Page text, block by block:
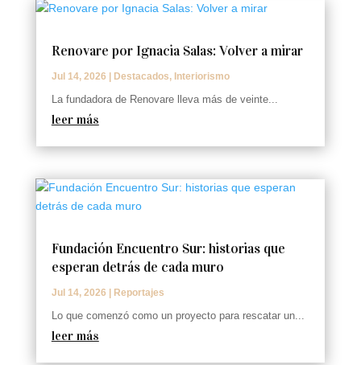
Renovare por Ignacia Salas: Volver a mirar
Jul 14, 2026 Destacados, Interiorismo
La fundadora de Renovare lleva más de veinte...
leer más
Fundación Encuentro Sur: historias que
esperan detrás de cada muro
Jul 14, 2026 Reportajes
Lo que comenzó como un proyecto para rescatar un...
leer más